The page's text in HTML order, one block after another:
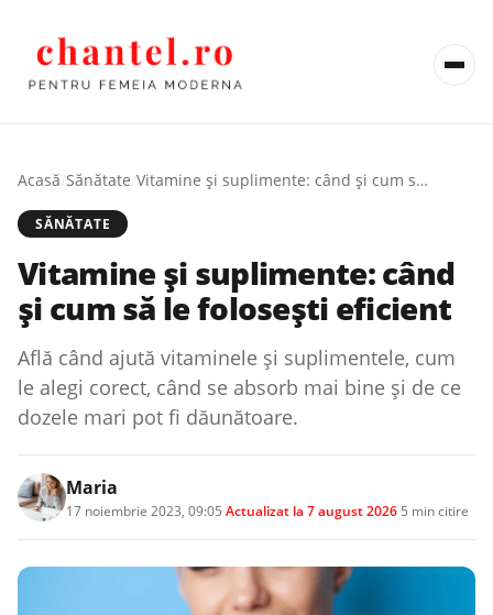
Acasă/Sănătate/ Vitamine și suplimente: când și cum să le folosești eficient
SĂNĂTATE
Vitamine și suplimente: când
și cum să le folosești eficient
Află când ajută vitaminele și suplimentele, cum
le alegi corect, când se absorb mai bine și de ce
dozele mari pot fi dăunătoare.
Maria
17 noiembrie 2023, 09:05 Actualizat la 7 august 2026 5 min citire